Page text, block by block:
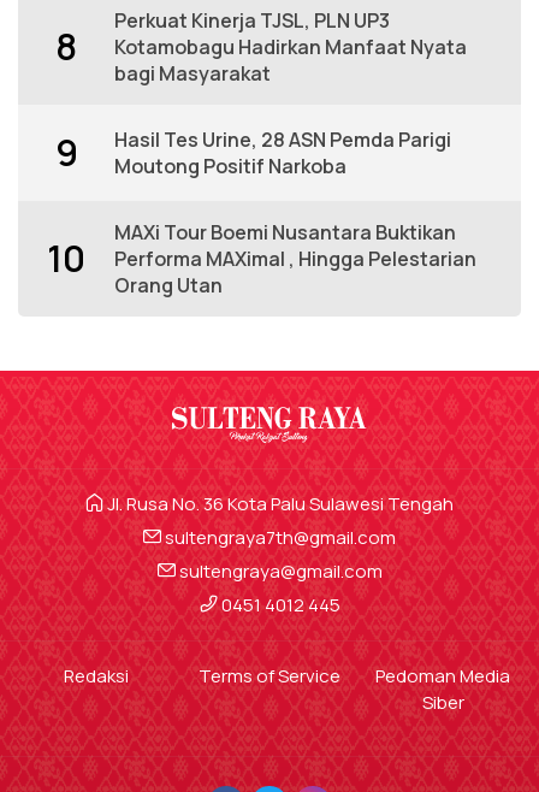
8
Perkuat Kinerja TJSL, PLN UP3
Kotamobagu Hadirkan Manfaat Nyata
bagi Masyarakat
9
Hasil Tes Urine, 28 ASN Pemda Parigi
Moutong Positif Narkoba
10
MAXi Tour Boemi Nusantara Buktikan
Performa MAXimal , Hingga Pelestarian
Orang Utan
Jl. Rusa No. 36 Kota Palu Sulawesi Tengah
sultengraya7th@gmail.com
sultengraya@gmail.com
0451 4012 445
Redaksi Terms of Service
Pedoman Media
Siber